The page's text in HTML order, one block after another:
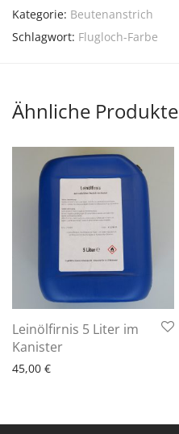
Kategorie: Beutenanstrich
Schlagwort: Flugloch-Farbe
Ähnliche Produkte
Leinölfirnis 5 Liter im
Kanister
45,00 €
6 - 10 Arbeitstage